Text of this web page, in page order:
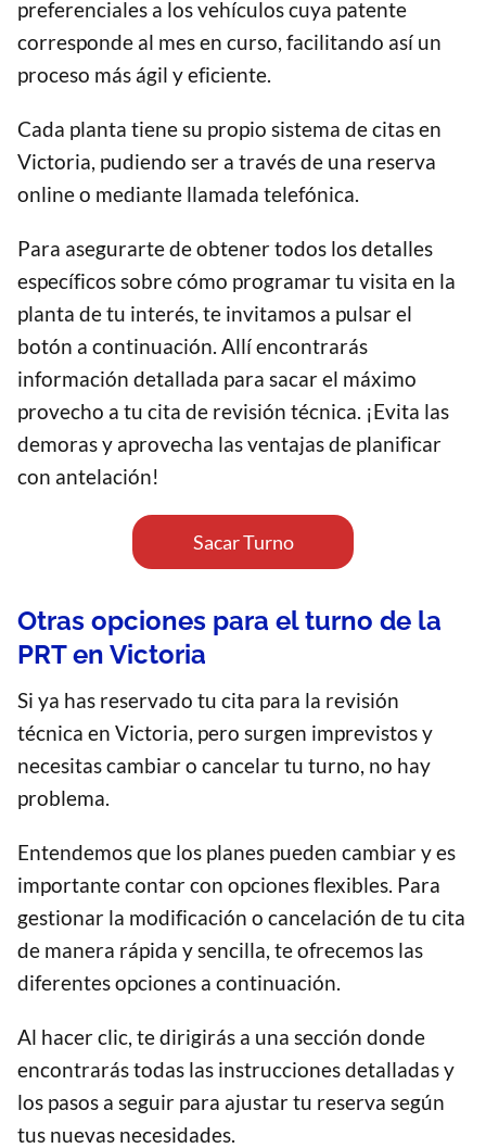
preferenciales a los vehículos cuya patente
corresponde al mes en curso, facilitando así un
proceso más ágil y eficiente.
Cada planta tiene su propio sistema de citas en
Victoria, pudiendo ser a través de una reserva
online o mediante llamada telefónica.
Para asegurarte de obtener todos los detalles
específicos sobre cómo programar tu visita en la
planta de tu interés, te invitamos a pulsar el
botón a continuación. Allí encontrarás
información detallada para sacar el máximo
provecho a tu cita de revisión técnica. ¡Evita las
demoras y aprovecha las ventajas de planificar
con antelación!
Sacar Turno
Otras opciones para el turno de la
PRT en Victoria
Si ya has reservado tu cita para la revisión
técnica en Victoria, pero surgen imprevistos y
necesitas cambiar o cancelar tu turno, no hay
problema.
Entendemos que los planes pueden cambiar y es
importante contar con opciones flexibles. Para
gestionar la modificación o cancelación de tu cita
de manera rápida y sencilla, te ofrecemos las
diferentes opciones a continuación.
Al hacer clic, te dirigirás a una sección donde
encontrarás todas las instrucciones detalladas y
los pasos a seguir para ajustar tu reserva según
tus nuevas necesidades.